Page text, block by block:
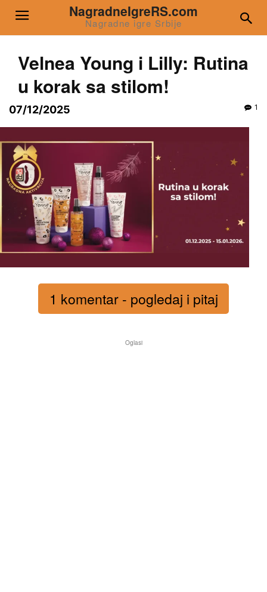
NagradneIgreRS.com
Nagradne igre Srbije
Velnea Young i Lilly: Rutina
u korak sa stilom!
07/12/2025 1
1 komentar - pogledaj i pitaj
Oglasi